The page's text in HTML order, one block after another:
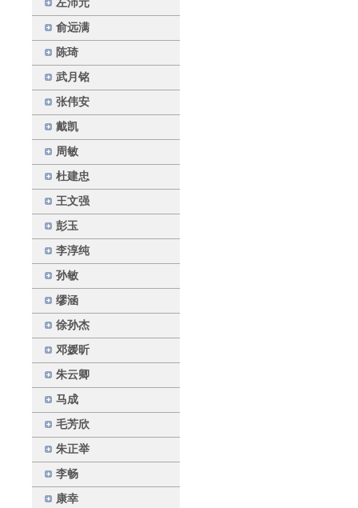
左沛元
俞远满
陈琦
武月铭
张伟安
戴凯
周敏
杜建忠
王文强
彭玉
李淳纯
孙敏
缪涵
徐孙杰
邓媛昕
朱云卿
马成
毛芳欣
朱正举
李畅
康幸